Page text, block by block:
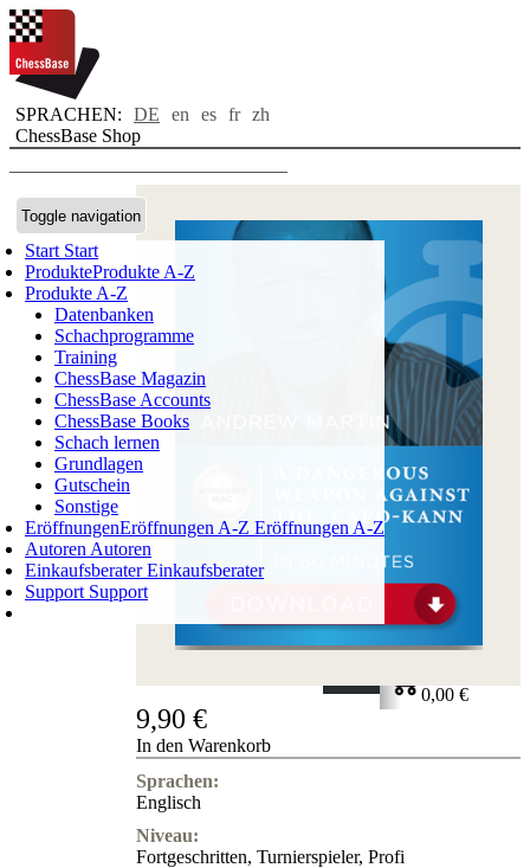
SPRACHEN: DE en es fr zh
ChessBase Shop
Toggle navigation
Start Start
ProdukteProdukte A-Z
Produkte A-Z
Datenbanken
Schachprogramme
Training
ChessBase Magazin
ChessBase Accounts
ChessBase Books
Schach lernen
Grundlagen
Gutschein
Sonstige
EröffnungenEröffnungen A-Z Eröffnungen A-Z
Autoren Autoren
EinkaufsberaterEinkaufsberater
Support Support
Login
WARENKORB
0,00 €
9,90 €
In den Warenkorb
Sprachen:
Englisch
Niveau:
Fortgeschritten, Turnierspieler, Profi